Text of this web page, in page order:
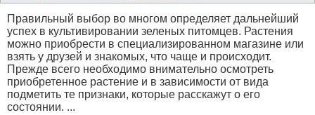
Правильный выбор во многом определяет дальнейший
успех в культивировании зеленых питомцев. Растения
можно приобрести в специализированном магазине или
взять у друзей и знакомых, что чаще и происходит.
Прежде всего необходимо внимательно осмотреть
приобретенное растение и в зависимости от вида
подметить те признаки, которые расскажут о его
состоянии. ...